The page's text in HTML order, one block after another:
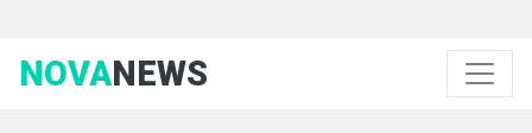
NOVANEWS